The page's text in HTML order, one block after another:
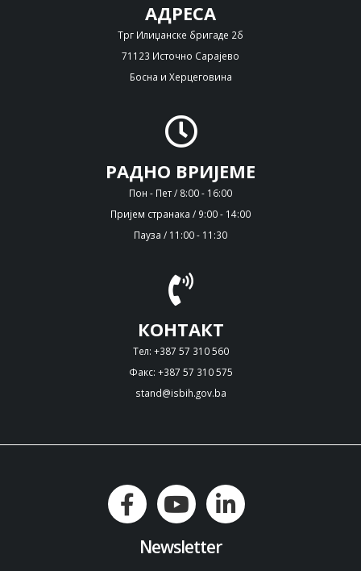
АДРЕСА
Трг Илиџанске бригаде 2б
71123 Источно Сарајево
Босна и Херцеговина
РАДНО ВРИЈЕМЕ
Пон - Пет / 8:00 - 16:00
Пријем странака / 9:00 - 14:00
Пауза / 11:00 - 11:30
КОНТАКТ
Тел: +387 57 310 560
Факс: +387 57 310 575
stand@isbih.gov.ba
Newsletter